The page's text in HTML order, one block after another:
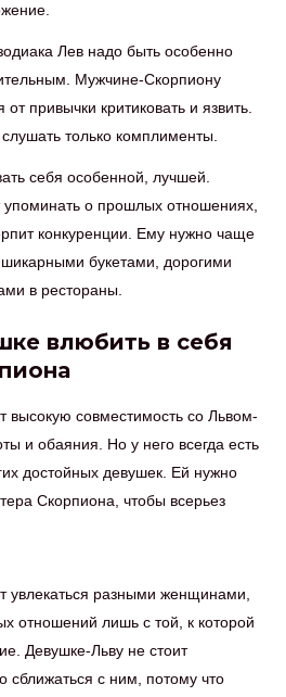
Лев надо быть особенно
Мужчине-Скорпиону
от привычки критиковать и язвить.
только комплименты.
себя особенной, лучшей.
упоминать о прошлых отношениях,
конкуренции. Ему нужно чаще
букетами, дорогими
в рестораны.
влюбить в себя
высокую совместимость со Львом-
и обаяния. Но у него всегда есть
достойных девушек. Ей нужно
Скорпиона, чтобы всерьез
увлекаться разными женщинами,
отношений лишь с той, к которой
Девушке-Льву не стоит
сближаться с ним, потому что